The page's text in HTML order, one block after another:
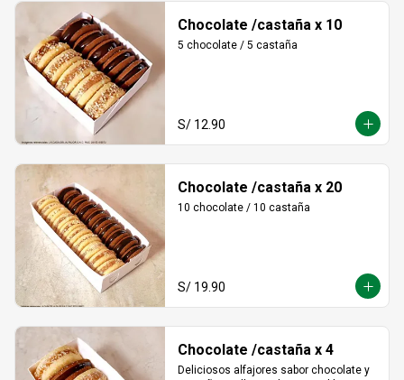
Chocolate /castaña x 10
5 chocolate / 5 castaña
S/ 12.90
Chocolate /castaña x 20
10 chocolate / 10 castaña
S/ 19.90
Chocolate /castaña x 4
Deliciosos alfajores sabor chocolate y